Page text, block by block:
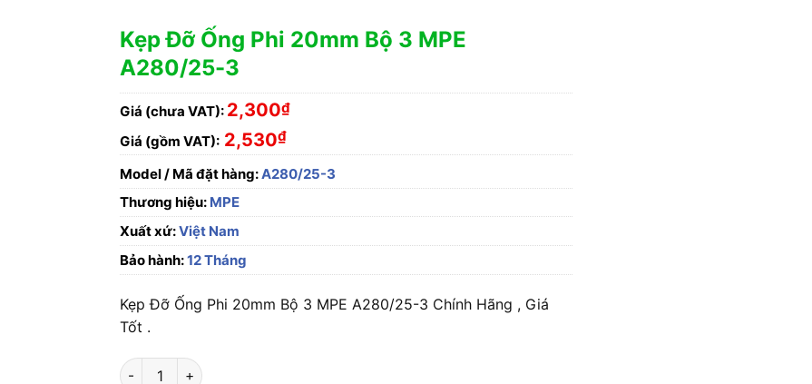
Kẹp Đỡ Ống Phi 20mm Bộ 3 MPE
A280/25-3
Giá (chưa VAT): 2,300₫
Giá (gồm VAT): 2,530₫
Model / Mã đặt hàng:A280/25-3
Thương hiệu: MPE
Xuất xứ:Việt Nam
Bảo hành:12 Tháng
Kẹp Đỡ Ống Phi 20mm Bộ 3 MPE A280/25-3 Chính Hãng , Giá
Tốt .
Kẹp Đỡ Ống Phi 20mm Bộ 3 MPE A280/25-3 số lượng